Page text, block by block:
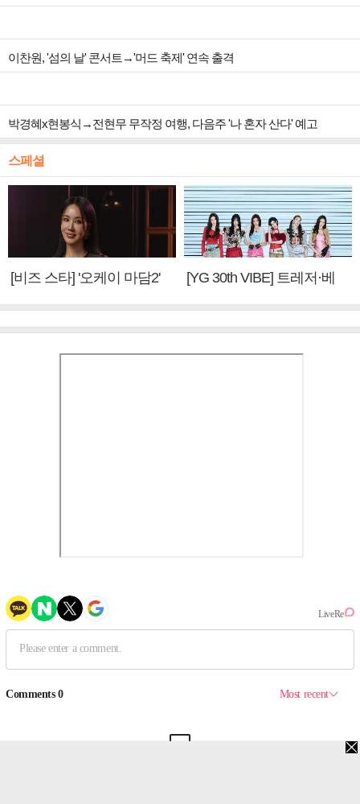
이찬원, '섬의 날' 콘서트→'머드 축제' 연속 출격
박경혜x현봉식→전현무 무작정 여행, 다음주 '나 혼자 산다' 예고
스페셜
[비즈 스타] '오케이 마담2'
[YG 30th VIBE] 트레저·베